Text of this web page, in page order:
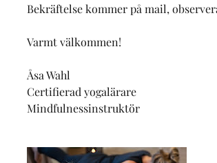
Bekräftelse kommer på mail,
Varmt välkommen!
Åsa Wahl
Certifierad yogalärare
Mindfulnessinstruktör